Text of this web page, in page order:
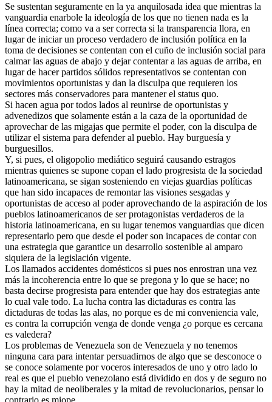
Se sustentan seguramente en la ya anquilosada idea que mientras la
vanguardia enarbole la ideología de los que no tienen nada es la
línea correcta; como va a ser correcta si la transparencia llora, en
lugar de iniciar un proceso verdadero de inclusión política en la
toma de decisiones se contentan con el cuño de inclusión social para
calmar las aguas de abajo y dejar contentar a las aguas de arriba, en
lugar de hacer partidos sólidos representativos se contentan con
movimientos oportunistas y dan la disculpa que requieren los
sectores más conservadores para mantener el status quo.
Si hacen agua por todos lados al reunirse de oportunistas y
advenedizos que solamente están a la caza de la oportunidad de
aprovechar de las migajas que permite el poder, con la disculpa de
utilizar el sistema para defender al pueblo. Hay burguesía y
burguesillos.
Y, si pues, el oligopolio mediático seguirá causando estragos
mientras quienes se supone copan el lado progresista de la sociedad
latinoamericana, se sigan sosteniendo en viejas guardias políticas
que han sido incapaces de remontar las visiones sesgadas y
oportunistas de acceso al poder aprovechando de la aspiración de los
pueblos latinoamericanos de ser protagonistas verdaderos de la
historia latinoamericana, en su lugar tenemos vanguardias que dicen
representarlo pero que desde el poder son incapaces de contar con
una estrategia que garantice un desarrollo sostenible al amparo
siquiera de la legislación vigente.
Los llamados accidentes domésticos si pues nos enrostran una vez
más la incoherencia entre lo que se pregona y lo que se hace; no
basta decirse progresista para entender que hay dos estrategias ante
lo cual vale todo. La lucha contra las dictaduras es contra las
dictaduras de todas las alas, no porque es de mi conveniencia vale,
es contra la corrupción venga de donde venga ¿o porque es cercana
es valedera?
Los problemas de Venezuela son de Venezuela y no tenemos
ninguna cara para intentar persuadirnos de algo que se desconoce o
se conoce solamente por voceros interesados de uno y otro lado lo
real es que el pueblo venezolano está dividido en dos y de seguro no
hay la mitad de neoliberales y la mitad de revolucionarios, pensar lo
contrario es miope.